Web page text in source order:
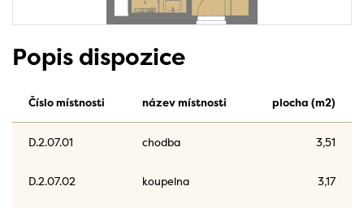
Popis dispozice
Číslo místnosti název místnosti plocha (m2)
D.2.07.01 chodba 3,51
D.2.07.02 koupelna 3,17